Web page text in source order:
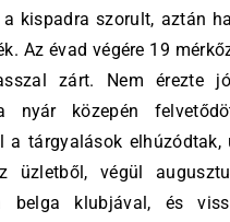
kispadra szorult, aztán
Az évad végére 19
zárt. Nem érezte
nyár közepén
a tárgyalások elhúzódtak,
üzletből, végül
belga klubjával, és